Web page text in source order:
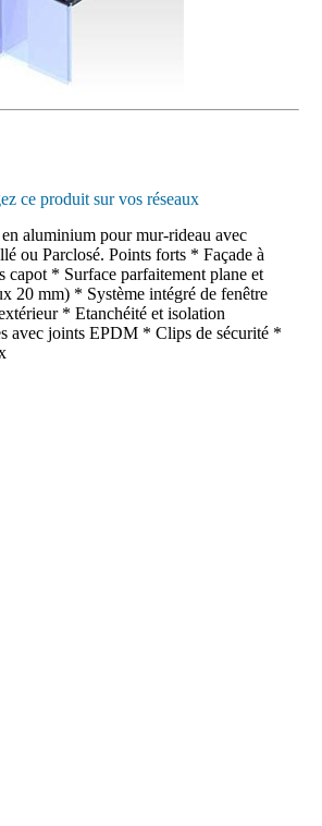
ce produit sur vos réseaux
aluminium pour mur-rideau avec
ou Parclosé. Points forts * Façade à
capot * Surface parfaitement plane et
20 mm) * Système intégré de fenêtre
* Etanchéité et isolation
avec joints EPDM * Clips de sécurité *